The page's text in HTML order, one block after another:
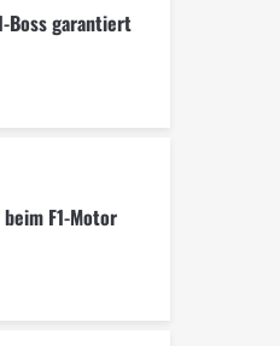
Boss garantiert
F1-Motor